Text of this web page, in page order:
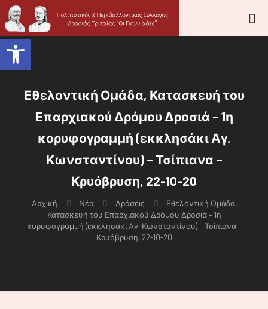
Εθελοντική Ομάδα, Κατασκευή του
Επαρχιακού Δρόμου Δροσιά – 1η
κορυφογραμμή (εκκλησάκι Αγ.
Κωνσταντίνου) – Τσίπιανα –
Κρυόβρυση, 22-10-20
Αρχική Νέα Δράσεις
Εθελοντική Ομάδα,
Κατασκευή του Επαρχιακού Δρόμου Δροσιά – 1η
κορυφογραμμή (εκκλησάκι Αγ. Κωνσταντίνου) – Τσίπιανα –
Κρυόβρυση, 22-10-20
Ανοίξτε τη γραμμή εργαλείων